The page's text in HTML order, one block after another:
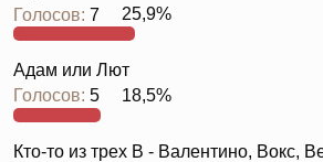
Голосов: 7 25,9%
Адам или Лют
Голосов: 5 18,5%
Кто-то из трех В - Валентино, Вокс,